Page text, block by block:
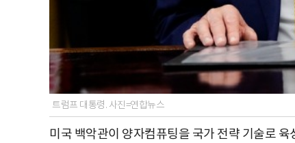
트럼프 대통령. 사진=연합뉴스
미국 백악관이 양자컴퓨팅을 국가 전략 기술로